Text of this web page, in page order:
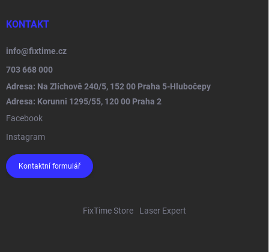
KONTAKT
info@fixtime.cz
703 668 000
Adresa: Na Zlíchově 240/5, 152 00 Praha 5-Hlubočepy
Adresa: Korunni 1295/55, 120 00 Praha 2
Facebook
Instagram
Kontaktní formulář
FixTime Store Laser Expert